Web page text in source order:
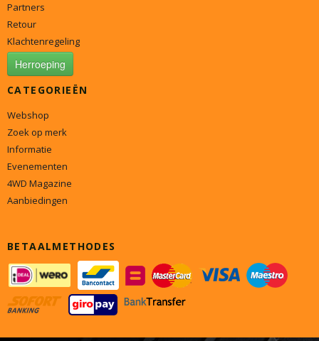
Partners
Retour
Klachtenregeling
Herroeping
CATEGORIEËN
Webshop
Zoek op merk
Informatie
Evenementen
4WD Magazine
Aanbiedingen
BETAALMETHODES